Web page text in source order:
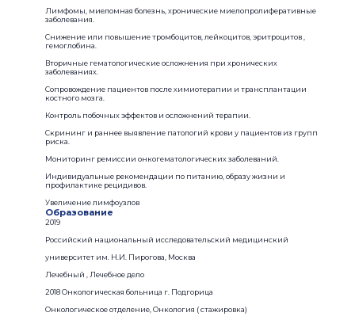
Лимфомы, миеломная болезнь, хронические миелопролиферативные
заболевания.
Снижение или повышение тромбоцитов, лейкоцитов, эритроцитов ,
гемоглобина.
Вторичные гематологические осложнения при хронических
заболеваниях.
Сопровождение пациентов после химиотерапии и трансплантации
костного мозга.
Контроль побочных эффектов и осложнений терапии.
Скрининг и раннее выявление патологий крови у пациентов из групп
риска.
Мониторинг ремиссии онкогематологических заболеваний.
Индивидуальные рекомендации по питанию, образу жизни и
профилактике рецидивов.
Увеличение лимфоузлов
Образование
2019
Российский национальный исследовательский медицинский
университет им. Н.И. Пирогова, Москва
Лечебный , Лечебное дело
2018 Онкологическая больница г. Подгорица
Онкологическое отделение, Онкология ( стажировка)